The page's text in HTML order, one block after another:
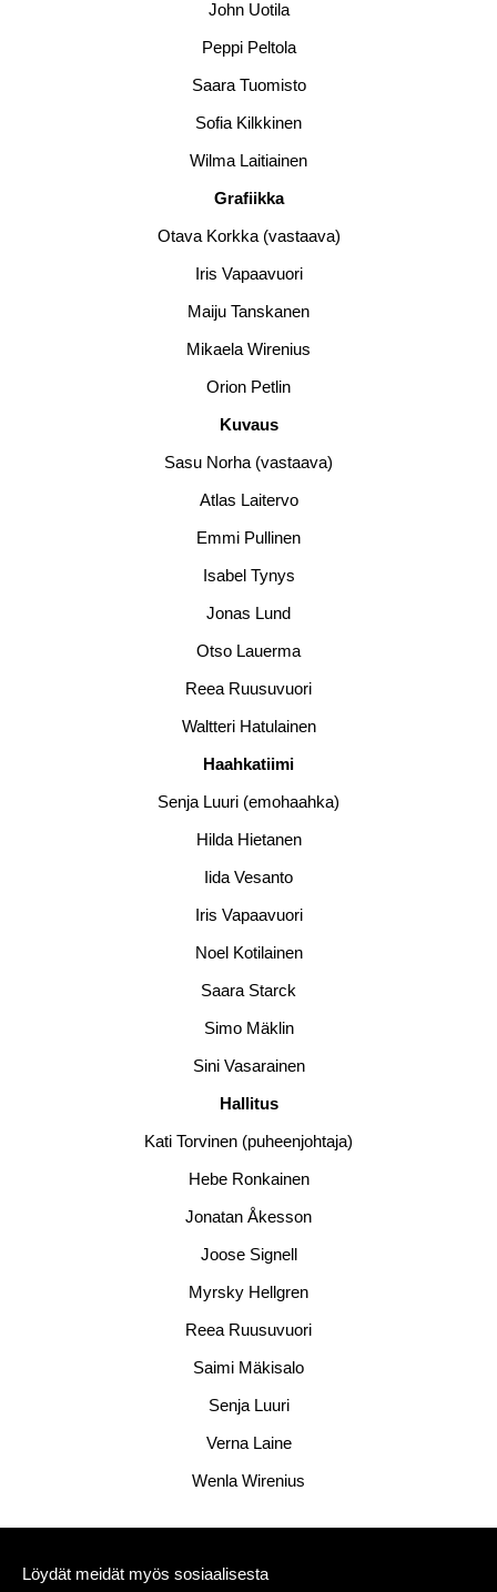
John Uotila
Peppi Peltola
Saara Tuomisto
Sofia Kilkkinen
Wilma Laitiainen
Grafiikka
Otava Korkka (vastaava)
Iris Vapaavuori
Maiju Tanskanen
Mikaela Wirenius
Orion Petlin
Kuvaus
Sasu Norha (vastaava)
Atlas Laitervo
Emmi Pullinen
Isabel Tynys
Jonas Lund
Otso Lauerma
Reea Ruusuvuori
Waltteri Hatulainen
Haahkatiimi
Senja Luuri (emohaahka)
Hilda Hietanen
Iida Vesanto
Iris Vapaavuori
Noel Kotilainen
Saara Starck
Simo Mäklin
Sini Vasarainen
Hallitus
Kati Torvinen (puheenjohtaja)
Hebe Ronkainen
Jonatan Åkesson
Joose Signell
Myrsky Hellgren
Reea Ruusuvuori
Saimi Mäkisalo
Senja Luuri
Verna Laine
Wenla Wirenius
Löydät meidät myös sosiaalisesta